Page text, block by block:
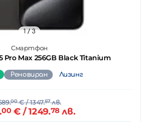
Смартфон
Pro Max 256GB Black Titanium
1/ 3
Реновиран Лизинг
00€/ 1347.57лв.
00€ / 1249.78 лв.